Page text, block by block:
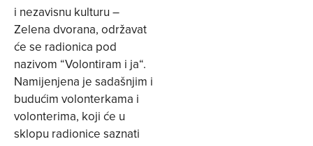
i nezavisnu kulturu –
Zelena dvorana, održavat
će se radionica pod
nazivom “Volontiram i ja“.
Namijenjena je sadašnjim i
budućim volonterkama i
volonterima, koji će u
sklopu radionice saznati